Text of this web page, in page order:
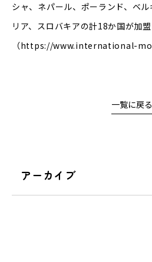
シャ、ネパール、ポーランド、ベ
リア、スロバキアの計18か国が加盟
（https://www.international-
一覧に戻る
アーカイブ